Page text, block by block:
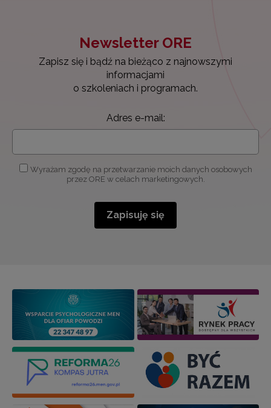
Newsletter ORE
Zapisz się i bądź na bieżąco z najnowszymi
informacjami
o szkoleniach i programach.
Adres e-mail:
Wyrażam zgodę na przetwarzanie moich danych osobowych
przez ORE w celach marketingowych.
Zapisuję się